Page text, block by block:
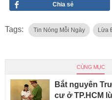
Chia sẻ
Tags: Tin Nóng Mỗi Ngày Lừa
CÙNG MỤC
Bắt nguyên
cư ở TP.HCM